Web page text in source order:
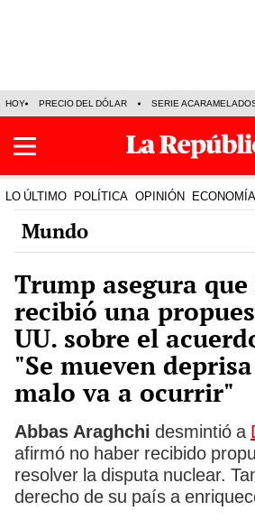
HOY PRECIO DEL DÓLAR SERIE
LO ÚLTIMO POLÍTICA OPINIÓN ECONOMÍA
Mundo
Trump asegura
recibió una
UU. sobre el
"Se mueven
malo va a ocurrir"
Abbas Araghchi desmintió a
afirmó no haber recibido
resolver la disputa nuclear.
derecho de su país a